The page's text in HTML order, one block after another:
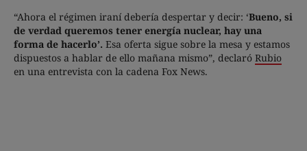
“Ahora el régimen iraní debería despertar y decir: ‘Bueno, si
de verdad queremos tener energía nuclear, hay una
forma de hacerlo’. Esa oferta sigue sobre la mesa y estamos
dispuestos a hablar de ello mañana mismo”, declaró Rubio
en una entrevista con la cadena Fox News.